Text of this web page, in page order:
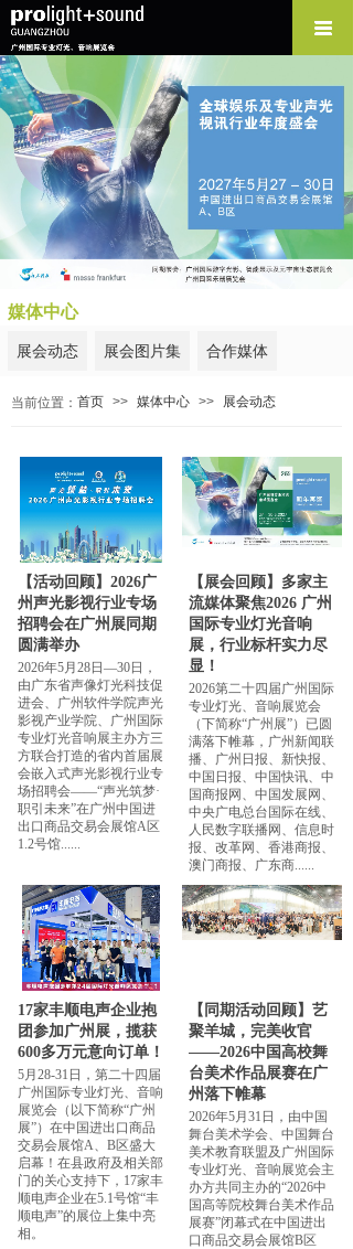
媒体中心
展会动态 展会图片集 合作媒体
首页 >> 媒体中心 >> 展会动态
当前位置：
【活动回顾】2026广
州声光影视行业专场
招聘会在广州展同期
圆满举办
2026年5月28日—30日，
由广东省声像灯光科技促
进会、广州软件学院声光
影视产业学院、广州国际
专业灯光音响展主办方三
方联合打造的省内首届展
会嵌入式声光影视行业专
场招聘会——“声光筑梦·
职引未来”在广州中国进
出口商品交易会展馆A区
1.2号馆......
【展会回顾】多家主
流媒体聚焦2026 广州
国际专业灯光音响
展，行业标杆实力尽
显！
2026第二十四届广州国际
专业灯光、音响展览会
（下简称“广州展”）已圆
满落下帷幕，广州新闻联
播、广州日报、新快报、
中国日报、中国快讯、中
国商报网、中国发展网、
中央广电总台国际在线、
人民数字联播网、信息时
报、改革网、香港商报、
澳门商报、广东商......
17家丰顺电声企业抱
团参加广州展，揽获
600多万元意向订单！
5月28-31日，第二十四届
广州国际专业灯光、音响
展览会（以下简称“广州
展”）在中国进出口商品
交易会展馆A、B区盛大
启幕！在县政府及相关部
门的关心支持下，17家丰
顺电声企业在5.1号馆“丰
顺电声”的展位上集中亮
相。
【同期活动回顾】艺
聚羊城，完美收官
——2026中国高校舞
台美术作品展赛在广
州落下帷幕
2026年5月31日，由中国
舞台美术学会、中国舞台
美术教育联盟及广州国际
专业灯光、音响展览会主
办方共同主办的“2026中
国高等院校舞台美术作品
展赛”闭幕式在中国进出
口商品交易会展馆B区